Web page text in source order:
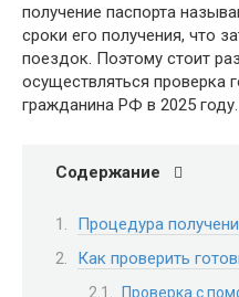
получение паспорта
сроки его получения, что
поездок. Поэтому стоит
осуществляться проверка
гражданина РФ в 2025 году.
Содержание
Процедура
Как проверить
Проверка с